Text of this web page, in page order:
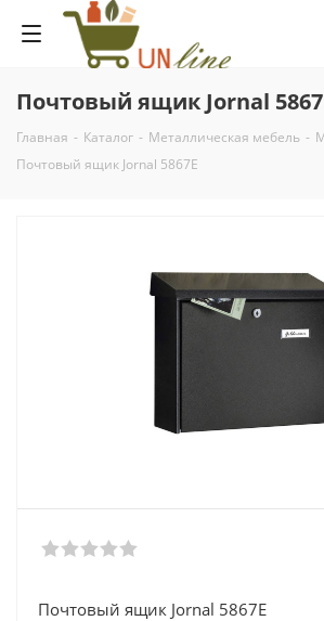
Почтовый ящик Jornal
Главная - Каталог - Металлическая мебель -
Почтовый ящик Jornal 5867E
Почтовый ящик Jornal 5867E